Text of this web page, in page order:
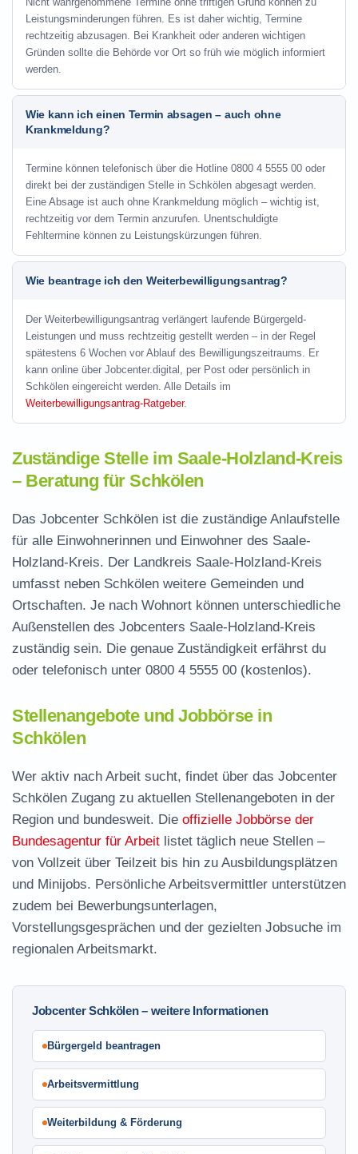
Leistungsminderungen führen. Es ist daher wichtig, Termine
rechtzeitig abzusagen. Bei Krankheit oder anderen wichtigen
Gründen sollte die Behörde vor Ort so früh wie möglich informiert
werden.
Wie kann ich einen Termin absagen – auch ohne
Krankmeldung?
Termine können telefonisch über die Hotline 0800 4 5555 00 oder
direkt bei der zuständigen Stelle in Schkölen abgesagt werden.
Eine Absage ist auch ohne Krankmeldung möglich – wichtig ist,
rechtzeitig vor dem Termin anzurufen. Unentschuldigte
Fehltermine können zu Leistungskürzungen führen.
Wie beantrage ich den Weiterbewilligungsantrag?
Der Weiterbewilligungsantrag verlängert laufende Bürgergeld-
Leistungen und muss rechtzeitig gestellt werden – in der Regel
spätestens 6 Wochen vor Ablauf des Bewilligungszeitraums. Er
kann online über Jobcenter.digital, per Post oder persönlich in
Schkölen eingereicht werden. Alle Details im
Weiterbewilligungsantrag-Ratgeber.
Zuständige Stelle im Saale-Holzland-Kreis
– Beratung für Schkölen
Das Jobcenter Schkölen ist die zuständige Anlaufstelle
für alle Einwohnerinnen und Einwohner des Saale-
Holzland-Kreis. Der Landkreis Saale-Holzland-Kreis
umfasst neben Schkölen weitere Gemeinden und
Ortschaften. Je nach Wohnort können unterschiedliche
Außenstellen des Jobcenters Saale-Holzland-Kreis
zuständig sein. Die genaue Zuständigkeit erfährst du
oder telefonisch unter 0800 4 5555 00 (kostenlos).
Stellenangebote und Jobbörse in
Schkölen
Wer aktiv nach Arbeit sucht, findet über das Jobcenter
Schkölen Zugang zu aktuellen Stellenangeboten in der
Region und bundesweit. Die offizielle Jobbörse der
Bundesagentur für Arbeit listet täglich neue Stellen –
von Vollzeit über Teilzeit bis hin zu Ausbildungsplätzen
und Minijobs. Persönliche Arbeitsvermittler unterstützen
zudem bei Bewerbungsunterlagen,
Vorstellungsgesprächen und der gezielten Jobsuche im
regionalen Arbeitsmarkt.
Jobcenter Schkölen – weitere Informationen
Bürgergeld beantragen
Arbeitsvermittlung
Weiterbildung & Förderung